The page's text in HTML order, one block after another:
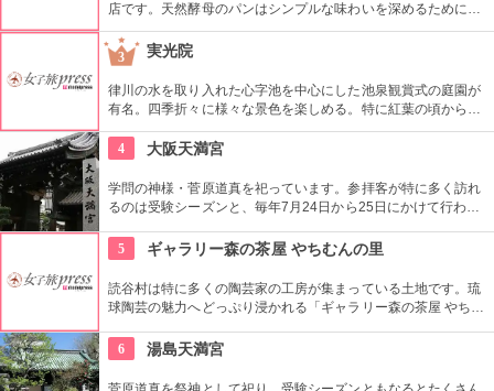
店です。天然酵母のパンはシンプルな味わいを深めるために生
地に卵と牛乳は使わず、ひたすら小麦の旨みを引き出します。
異国情緒あふれるインテリアが印象的な店内で、世界のレアビ
ールとおいしいパンの組み合わせが楽しめます。
3 実光院
律川の水を取り入れた心字池を中心にした池泉観賞式の庭園が
有名。四季折々に様々な景色を楽しめる。特に紅葉の頃から春
頃まで咲く不断桜があり必見だ。拝観料で抹茶とお菓子もつい
てくるのでゆったりできる。
4 大阪天満宮
学問の神様・菅原道真を祀っています。参拝客が特に多く訪れ
るのは受験シーズンと、毎年7月24日から25日にかけて行わ
もあるため、神前結婚式場と使われることも。
5 ギャラリー森の茶屋 やちむんの里
読谷村は特に多くの陶芸家の工房が集まっている土地です。琉
球陶芸の魅力へどっぷり浸かれる「ギャラリー森の茶屋 やちむ
間が揃います。さまざまな作品のショップもあり、陶芸作品で
お茶や軽食も楽しめるカフェもあります。
6 湯島天満宮